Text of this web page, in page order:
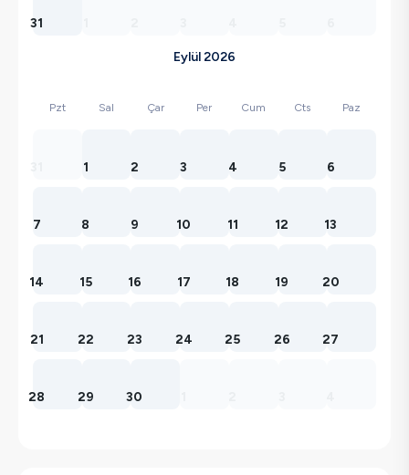
31
Eylül 2026
Pzt Sal Çar Per Cum Cts Paz
1 2 3 4 5 6
7 8 9 10 11 12 13
14 15 16 17 18 19 20
21 22 23 24 25 26 27
28 29 30